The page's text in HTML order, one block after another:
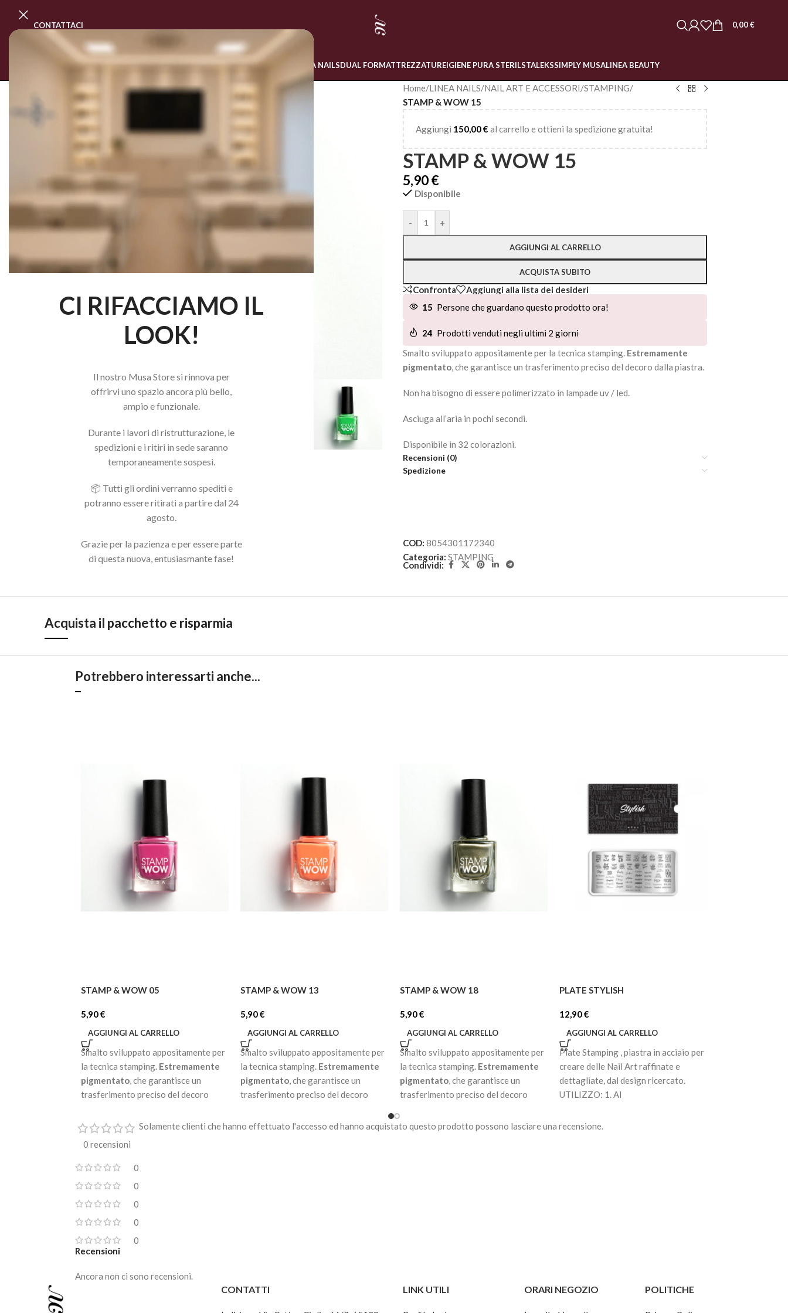
CI RIFACCIAMO IL
LOOK!
Il nostro Musa Store si rinnova per
offrirvi uno spazio ancora più bello,
ampio e funzionale.
Durante i lavori di ristrutturazione, le
spedizioni e i ritiri in sede saranno
temporaneamente sospesi.
📦 Tutti gli ordini verranno spediti e
potranno essere ritirati a partire dal 24
agosto.
Grazie per la pazienza e per essere parte
di questa nuova, entusiasmante fase!
CONTATTACI 0,00€
PROGRAMMA MASTER CLASSCORSI ONLINE LINEA NAILSDUAL FORMATTREZZATUREIGIENE PURA STERILSTALEKSSIMPLY MUSALINEA BEAUTY
Home/LINEA NAILS/NAIL ART E ACCESSORI/STAMPING/
STAMP & WOW 15
Aggiungi 150,00€ al carrello e ottieni la spedizione gratuita!
STAMP & WOW 15
5,90€
Disponibile
- +
AGGIUNGI AL CARRELLO
ACQUISTA SUBITO
Alternative:
Confronta
Aggiungi alla lista dei desideri
15 Persone che guardano questo prodotto ora!
24 Prodotti venduti negli ultimi 2 giorni
Smalto sviluppato appositamente per la tecnica stamping. Estremamente
pigmentato, che garantisce un trasferimento preciso del decoro dalla piastra.
Non ha bisogno di essere polimerizzato in lampade uv / led.
Asciuga all’aria in pochi secondi.
Disponibile in 32 colorazioni.
Recensioni (0)
Spedizione
COD: 8054301172340
Categoria: STAMPING
Condividi:
Acquista il pacchetto e risparmia
Potrebbero interessarti anche...
STAMP & WOW 05
5,90€
AGGIUNGI AL CARRELLO
Smalto sviluppato appositamente per
la tecnica stamping. Estremamente
pigmentato, che garantisce un
trasferimento preciso del decoro
Non ha bisogno di essere
polimerizzato in lampade uv / led.
Asciuga all’aria in pochi secondi.
Disponibile in 32 colorazioni.
STAMP & WOW 13
5,90€
AGGIUNGI AL CARRELLO
Smalto sviluppato appositamente per
la tecnica stamping. Estremamente
pigmentato, che garantisce un
trasferimento preciso del decoro
Non ha bisogno di essere
STAMP & WOW 18
5,90€
AGGIUNGI AL CARRELLO
Smalto sviluppato appositamente per
la tecnica stamping. Estremamente
pigmentato, che garantisce un
trasferimento preciso del decoro
Non ha bisogno di essere
PLATE STYLISH
12,90€
AGGIUNGI AL CARRELLO
Plate Stamping , piastra in acciaio per
creare delle Nail Art raffinate e
dettagliate, dal design ricercato.
UTILIZZO: 1. Al
0 recensioni
0
0
0
0
0
Recensioni
Ancora non ci sono recensioni.
Solamente clienti che hanno effettuato l'accesso ed hanno acquistato questo prodotto possono lasciare una recensione.
CONTATTI LINK UTILI ORARI NEGOZIO POLITICHE